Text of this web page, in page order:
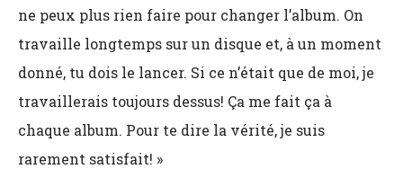
ne peux plus rien faire pour changer l’album. On
travaille longtemps sur un disque et, à un moment
donné, tu dois le lancer. Si ce n’était que de moi, je
travaillerais toujours dessus! Ça me fait ça à
chaque album. Pour te dire la vérité, je suis
rarement satisfait! »